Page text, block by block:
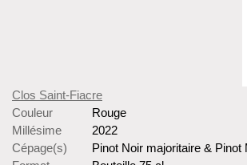
Clos Saint-Fiacre
Couleur
Rouge
Millésime
2022
Cépage(s)
Pinot Noir majoritaire & Pinot